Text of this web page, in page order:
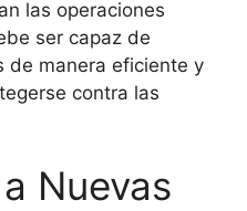
las operaciones
ser capaz de
de manera eficiente y
contra las
Nuevas